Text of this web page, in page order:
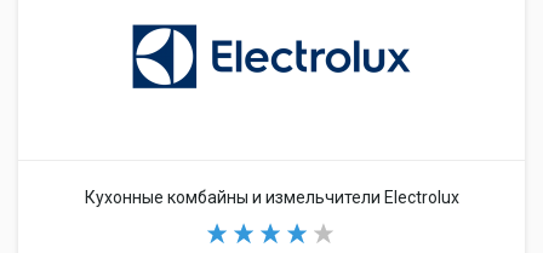
Кухонные комбайны и измельчители Electrolux